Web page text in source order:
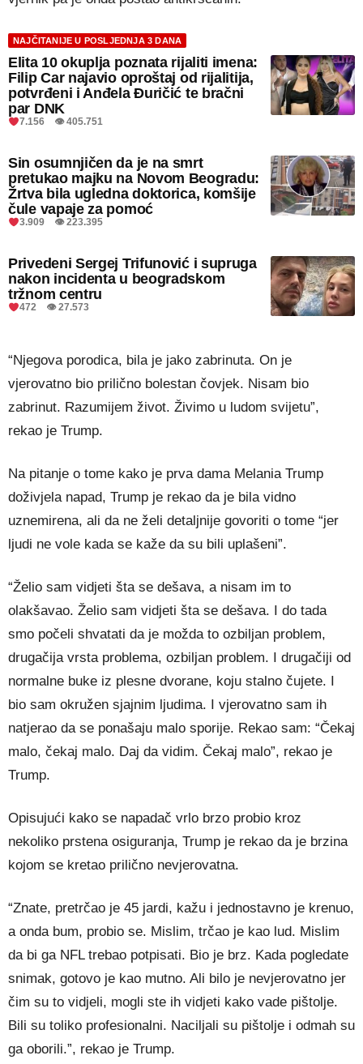
NAJČITANIJE U POSLJEDNJA 3 DANA
Elita 10 okuplja poznata rijaliti imena:
Filip Car najavio oproštaj od rijalitija,
potvrđeni i Anđela Đuričić te bračni
par DNK
7.156 👁 405.751
Sin osumnjičen da je na smrt
pretukao majku na Novom Beogradu:
Žrtva bila ugledna doktorica, komšije
čule vapaje za pomoć
3.909 👁 223.395
Privedeni Sergej Trifunović i supruga
nakon incidenta u beogradskom
tržnom centru
472 👁 27.573
“Njegova porodica, bila je jako zabrinuta. On je
vjerovatno bio prilično bolestan čovjek. Nisam bio
zabrinut. Razumijem život. Živimo u ludom svijetu”,
rekao je Trump.
Na pitanje o tome kako je prva dama Melania Trump
doživjela napad, Trump je rekao da je bila vidno
uznemirena, ali da ne želi detaljnije govoriti o tome “jer
ljudi ne vole kada se kaže da su bili uplašeni”.
“Želio sam vidjeti šta se dešava, a nisam im to
olakšavao. Želio sam vidjeti šta se dešava. I do tada
smo počeli shvatati da je možda to ozbiljan problem,
drugačija vrsta problema, ozbiljan problem. I drugačiji od
normalne buke iz plesne dvorane, koju stalno čujete. I
bio sam okružen sjajnim ljudima. I vjerovatno sam ih
natjerao da se ponašaju malo sporije. Rekao sam: “Čekaj
malo, čekaj malo. Daj da vidim. Čekaj malo”, rekao je
Trump.
Opisujući kako se napadač vrlo brzo probio kroz
nekoliko prstena osiguranja, Trump je rekao da je brzina
kojom se kretao prilično nevjerovatna.
“Znate, pretrčao je 45 jardi, kažu i jednostavno je krenuo,
a onda bum, probio se. Mislim, trčao je kao lud. Mislim
da bi ga NFL trebao potpisati. Bio je brz. Kada pogledate
snimak, gotovo je kao mutno. Ali bilo je nevjerovatno jer
čim su to vidjeli, mogli ste ih vidjeti kako vade pištolje.
Bili su toliko profesionalni. Naciljali su pištolje i odmah su
ga oborili.”, rekao je Trump.